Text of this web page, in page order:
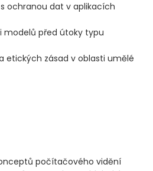
ochranou dat v aplikacích
modelů před útoky typu
etických zásad v oblasti umělé
počítačového vidění